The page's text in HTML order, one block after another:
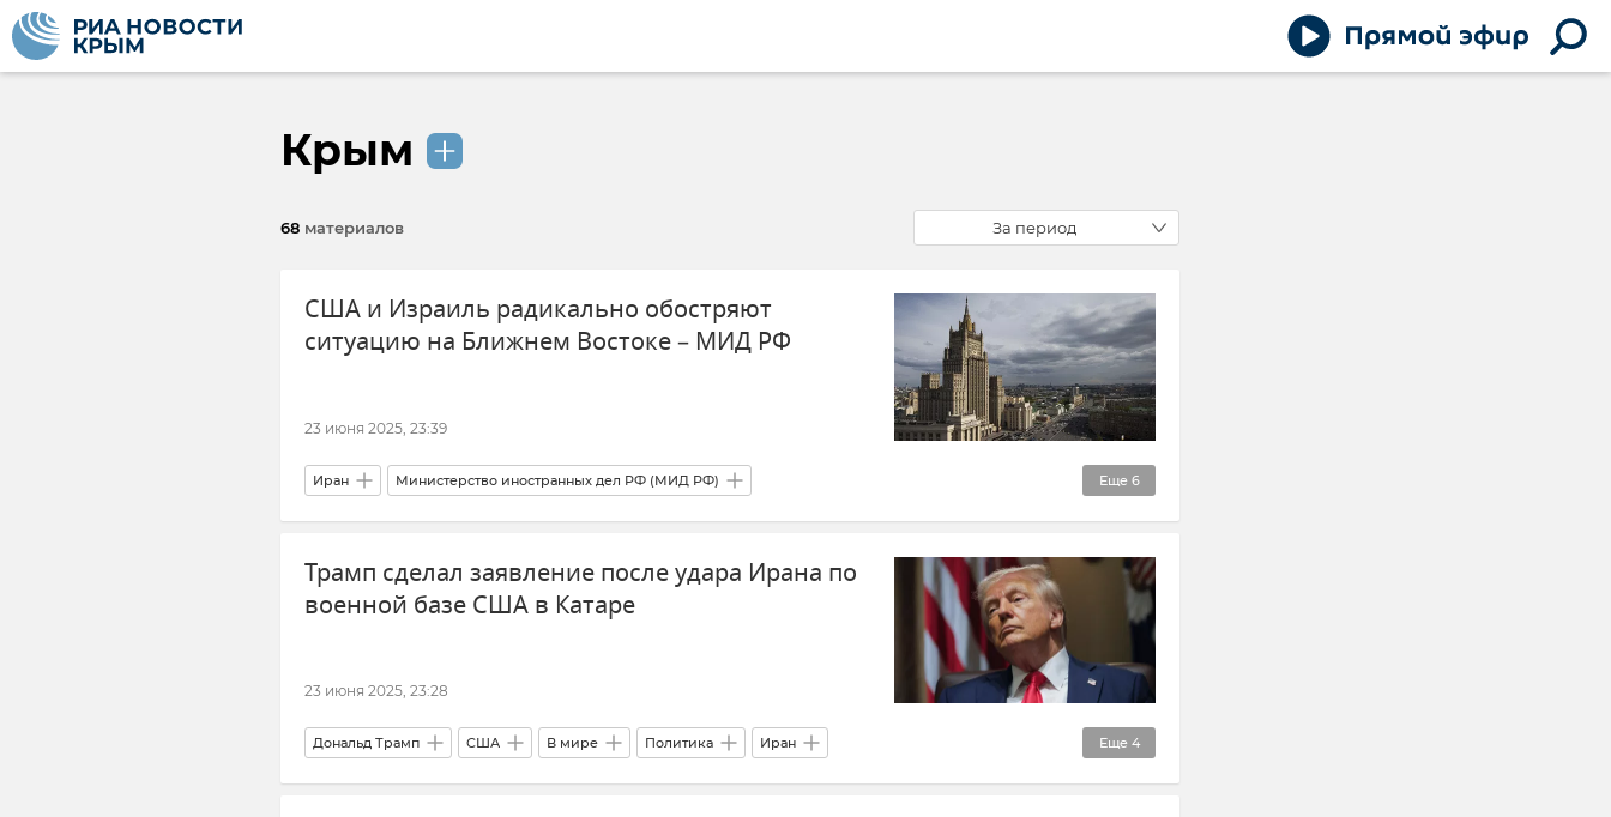
Крым
68 материалов За период
США и Израиль радикально обостряют
ситуацию на Ближнем Востоке – МИД РФ
23 июня 2025, 23:39
Еще 6
Иран Министерство иностранных дел РФ (МИД РФ)
Обострение между Израилем и Ираном США Израиль В мире Политика
Внешняя политика
Трамп сделал заявление после удара Ирана по
военной базе США в Катаре
23 июня 2025, 23:28
Еще 4
Дональд Трамп США В мире Политика Иран
Обострение между Израилем и Ираном Внешняя политика Новости Катар